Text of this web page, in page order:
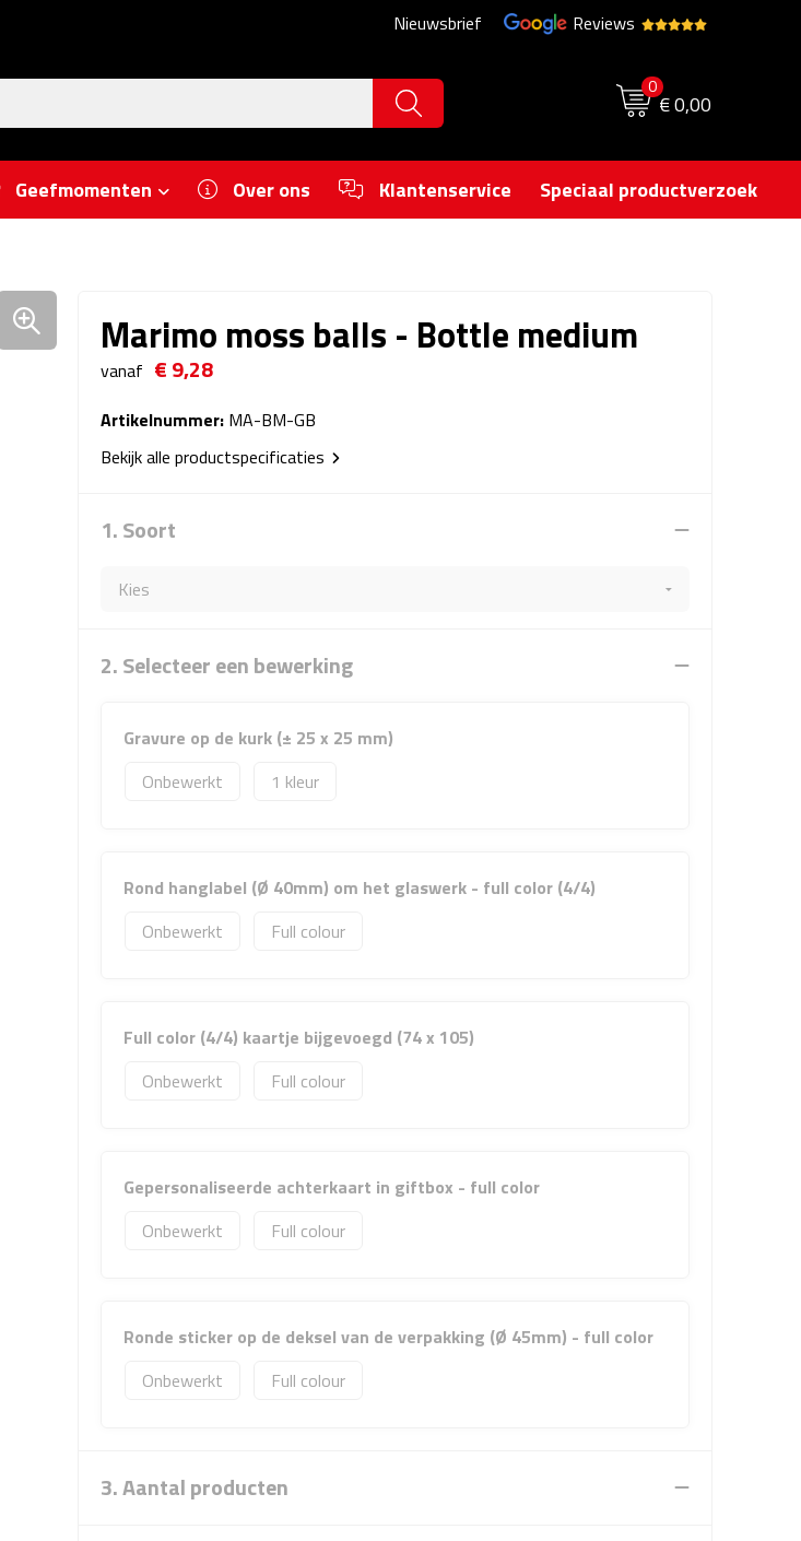
Nieuwsbrief Reviews
0
€ 0,00
Geefmomenten Over ons Klantenservice Speciaal productverzoek
Marimo moss balls - Bottle medium
vanaf € 9,28
Artikelnummer: MA-BM-GB
Bekijk alle productspecificaties
1. Soort
2. Selecteer een bewerking
Gravure op de kurk (± 25 x 25 mm)
Onbewerkt
1
Rond hanglabel (Ø 40mm) om het glaswerk - full color (4/4)
Onbewerkt
Full colour
Full color (4/4) kaartje bijgevoegd (74 x 105)
Onbewerkt
Full colour
Gepersonaliseerde achterkaart in giftbox - full color
Onbewerkt
Full colour
Ronde sticker op de deksel van de verpakking (Ø 45mm) - full color
Onbewerkt
Full colour
3. Aantal producten